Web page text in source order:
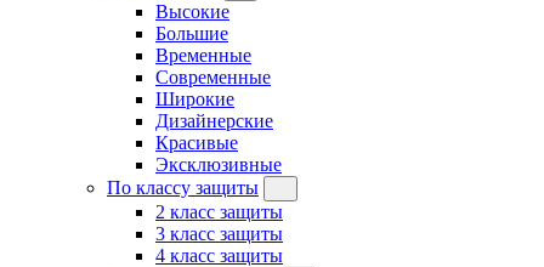
Высокие
Большие
Временные
Современные
Широкие
Дизайнерские
Красивые
Эксклюзивные
По классу защиты
2 класс защиты
3 класс защиты
4 класс защиты